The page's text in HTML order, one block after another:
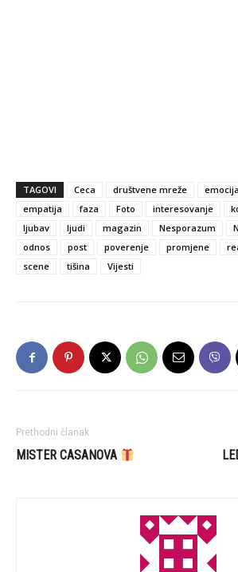
TAGOVI Ceca društvene mreže emocija
empatija
faza Foto interesovanje
ljubav
ljudi magazin Nesporazum
odnos
post poverenje promjene
scene
tišina Vijesti
Prethodni članak
MISTER CASANOVA